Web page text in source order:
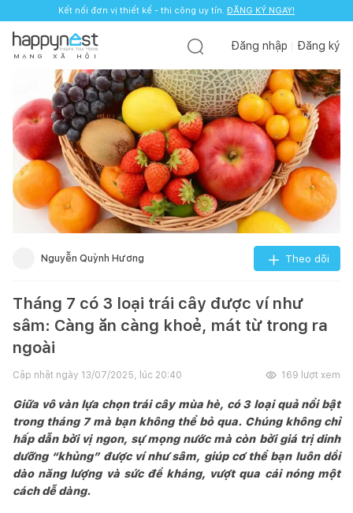
Kết nối đơn vị thiết kế - thi công uy tín. ĐĂNG KÝ NGAY!
M Ạ N G X Ã H Ộ I
Đăng nhập Đăng ký
Nguyễn Quỳnh Hương Theo dõi
Tháng 7 có 3 loại trái cây được ví như
sâm: Càng ăn càng khoẻ, mát từ trong ra
ngoài
Cập nhật ngày 13/07/2025, lúc 20:40 169 lượt xem
Giữa vô vàn lựa chọn trái cây mùa hè, có 3 loại quả nổi bật
trong tháng 7 mà bạn không thể bỏ qua. Chúng không chỉ
hấp dẫn bởi vị ngon, sự mọng nước mà còn bởi giá trị dinh
dưỡng “khủng” được ví như sâm, giúp cơ thể bạn luôn dồi
dào năng lượng và sức đề kháng, vượt qua cái nóng một
cách dễ dàng.